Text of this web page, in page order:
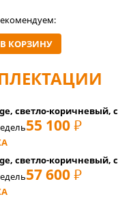
В КОРЗИНУ
светло-коричневый, с
55 100 РУБ
светло-коричневый, с
57 600 РУБ